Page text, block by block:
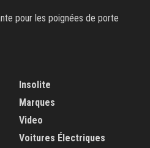
pour les poignées de porte
Insolite
Marques
Video
Voitures Électriques